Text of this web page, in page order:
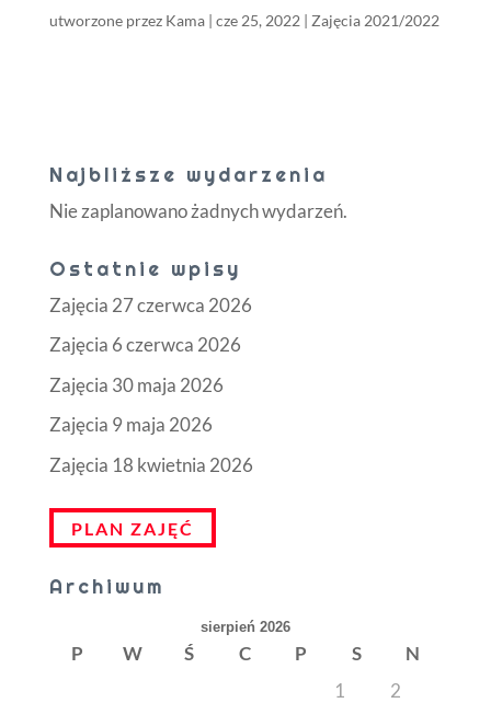
utworzone przez Kama| cze 25, 2022 | Zajęcia 2021/2022
Najbliższe wydarzenia
Nie zaplanowano żadnych wydarzeń.
Ostatnie wpisy
Zajęcia 27 czerwca 2026
Zajęcia 6 czerwca 2026
Zajęcia 30 maja 2026
Zajęcia 9 maja 2026
Zajęcia 18 kwietnia 2026
PLAN ZAJĘĆ
Archiwum
sierpień 2026
P W Ś C P S
N
1
2